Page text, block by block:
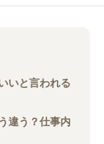
いと言われる
違う？仕事内